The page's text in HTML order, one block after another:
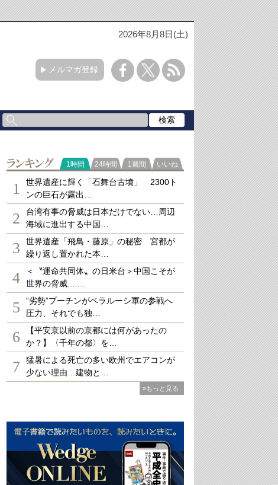
2026年8月8日(土)
メルマガ登録
ランキング
1時間 24時間 1週間 いいね
1
世界遺産に輝く「石舞台古墳」 2300ト
ンの巨石が露出…
2
台湾有事の脅威は日本だけでない…周辺
海域に進出する中国…
3
世界遺産「飛鳥・藤原」の秘密 宮都が
繰り返し置かれた本…
4
＜〝運命共同体〟の日米台＞中国こそが
世界の脅威....…
5
“劣勢”プーチンがベラルーシ軍の参戦へ
圧力、それでも独…
6
【平安京以前の京都には何があったの
か？】〈千年の都〉を…
7
猛暑による死亡の多い欧州でエアコンが
少ない理由…建物と…
»もっと見る